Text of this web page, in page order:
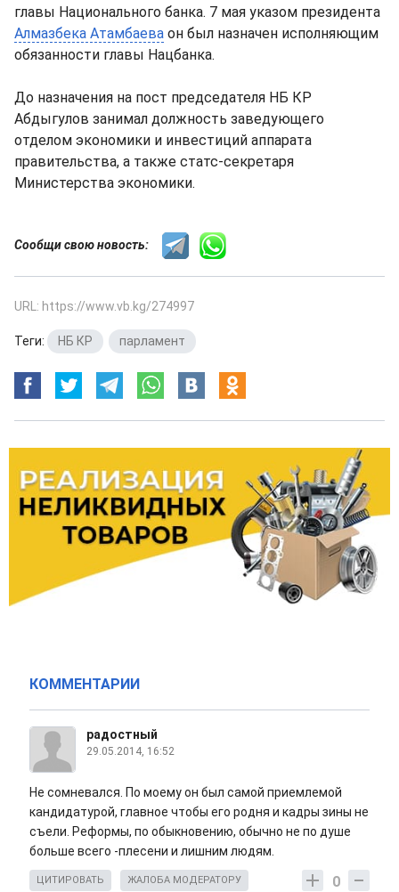
главы Национального банка. 7 мая указом президента
Алмазбека Атамбаева он был назначен исполняющим
обязанности главы Нацбанка.
До назначения на пост председателя НБ КР
Абдыгулов занимал должность заведующего
отделом экономики и инвестиций аппарата
правительства, а также статс-секретаря
Министерства экономики.
Сообщи свою новость:
URL: https://www.vb.kg/274997
Теги: НБ КР парламент
КОММЕНТАРИИ
радостный
29.05.2014, 16:52
Не сомневался. По моему он был самой приемлемой
кандидатурой, главное чтобы его родня и кадры зины не
съели. Реформы, по обыкновению, обычно не по душе
больше всего -плесени и лишним людям.
0
ЦИТИРОВАТЬ ЖАЛОБА МОДЕРАТОРУ